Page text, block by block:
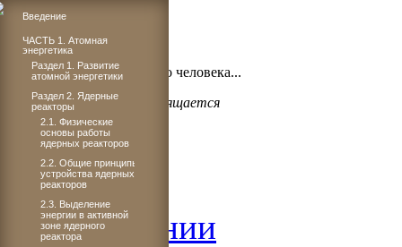
Бог проявил щедрость,
когда подарил миру такого человека...
Светлане Плачковой посвящается
Главная
Об издании
Введение
ЧАСТЬ 1. Атомная
энергетика
Раздел 1. Развитие
атомной энергетики
Раздел 2. Ядерные
реакторы
2.1. Физические
основы работы
ядерных реакторов
2.2. Общие принципы
устройства ядерных
реакторов
2.3. Выделение
энергии в активной
зоне ядерного
реактора